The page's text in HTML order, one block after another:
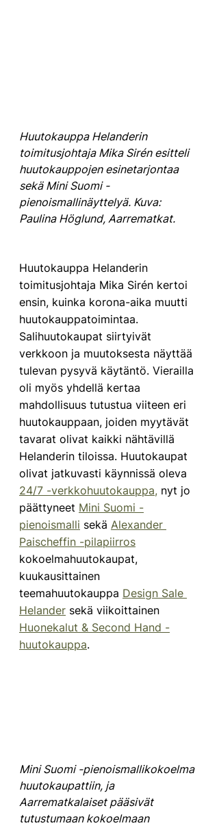
Huutokauppa Helanderin
toimitusjohtaja Mika Sirén esitteli
huutokauppojen esinetarjontaa
sekä Mini Suomi -
pienoismallinäyttelyä. Kuva:
Paulina Höglund, Aarrematkat.
Huutokauppa Helanderin
toimitusjohtaja Mika Sirén kertoi
ensin, kuinka korona-aika muutti
huutokauppatoimintaa.
Salihuutokaupat siirtyivät
verkkoon ja muutoksesta näyttää
tulevan pysyvä käytäntö. Vierailla
oli myös yhdellä kertaa
mahdollisuus tutustua viiteen eri
huutokauppaan, joiden myytävät
tavarat olivat kaikki nähtävillä
Helanderin tiloissa. Huutokaupat
olivat jatkuvasti käynnissä oleva
24/7 -verkkohuutokauppa, nyt jo
päättyneet Mini Suomi -
pienoismalli sekä Alexander
Paischeffin -pilapiirros
kokoelmahuutokaupat,
kuukausittainen
teemahuutokauppa Design Sale
Helander sekä viikoittainen
Huonekalut & Second Hand -
huutokauppa.
Mini Suomi -pienoismallikokoelma
huutokaupattiin, ja
Aarrematkalaiset pääsivät
tutustumaan kokoelmaan